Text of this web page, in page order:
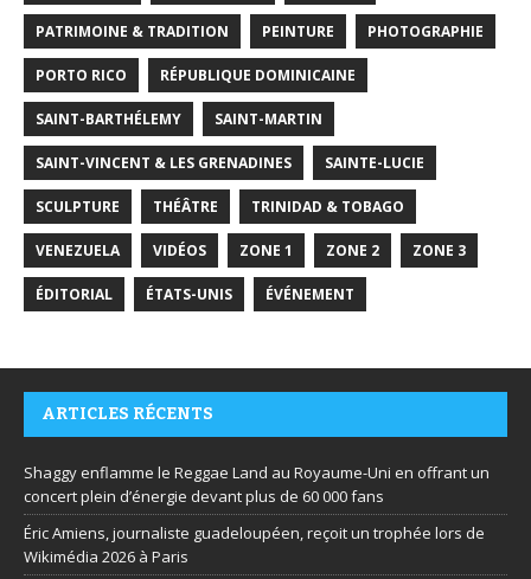
PATRIMOINE & TRADITION PEINTURE PHOTOGRAPHIE
PORTO RICO RÉPUBLIQUE DOMINICAINE
SAINT-BARTHÉLEMY SAINT-MARTIN
SAINT-VINCENT & LES GRENADINES SAINTE-LUCIE
SCULPTURE THÉÂTRE TRINIDAD & TOBAGO
VENEZUELA VIDÉOS ZONE 1 ZONE 2 ZONE 3
ÉDITORIAL ÉTATS-UNIS ÉVÉNEMENT
ARTICLES RÉCENTS
Shaggy enflamme le Reggae Land au Royaume-Uni en offrant un
concert plein d’énergie devant plus de 60 000 fans
Éric Amiens, journaliste guadeloupéen, reçoit un trophée lors de
Wikimédia 2026 à Paris